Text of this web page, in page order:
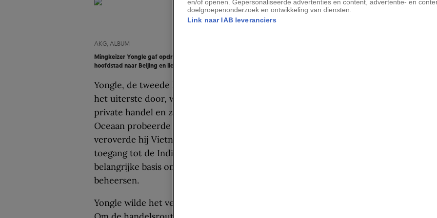
AKG, ALBUM
Ming­keizer Yongle gaf opdracht voor de expedities van Zheng He. Hij verplaatste ook de Chinese
hoofdstad naar Beijing en liet daar de Verboden Stad, de keizerlijke residentie, bouwen.
Yongle, de tweede keizer van de Mingdynastie, voerde deze politiek tot
het uiterste door, waarbij hij nauwgezet vasthield aan het verbod op
private handel en zijn greep op de Zuid-Chinese Zee en de Indische
Oceaan probeerde te versterken. In de eerste jaren van zijn regering
veroverde hij Vietnam en werd het sultanaat Malakka gesticht, dat de
toegang tot de Indische Oceaan beheerste. Voor China was het een
belangrijke basis om de toegang tot de Indische Oceaan te kunnen
beheersen.
Yongle wilde het verbod op particuliere handel per se in stand houden.
en/of openen. Gepersonaliseerde advertenties en content, advertentie- en
doelgroepenonderzoek en ontwikkeling van diensten.
Link naar IAB leveranciers